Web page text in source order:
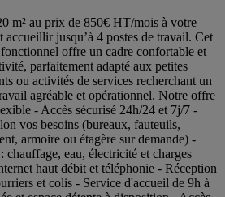
m² au prix de 850€ HT/mois à votre
jusqu’à 4 postes de travail. Cet
offre un cadre confortable et
parfaitement adapté aux petites
ou activités de services recherchant un
agréable et opérationnel. Notre offre
- Accès sécurisé 24h/24 et 7j/7 -
vos besoins (bureaux, fauteuils,
armoire ou étagère sur demande) -
eau, électricité et charges
haut débit et téléphonie - Réception
et colis - Service d'accueil de 9h à